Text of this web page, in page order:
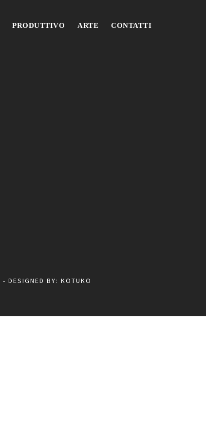
PRODUTTIVO ARTE CONTATTI
- DESIGNED BY: KOTUKO